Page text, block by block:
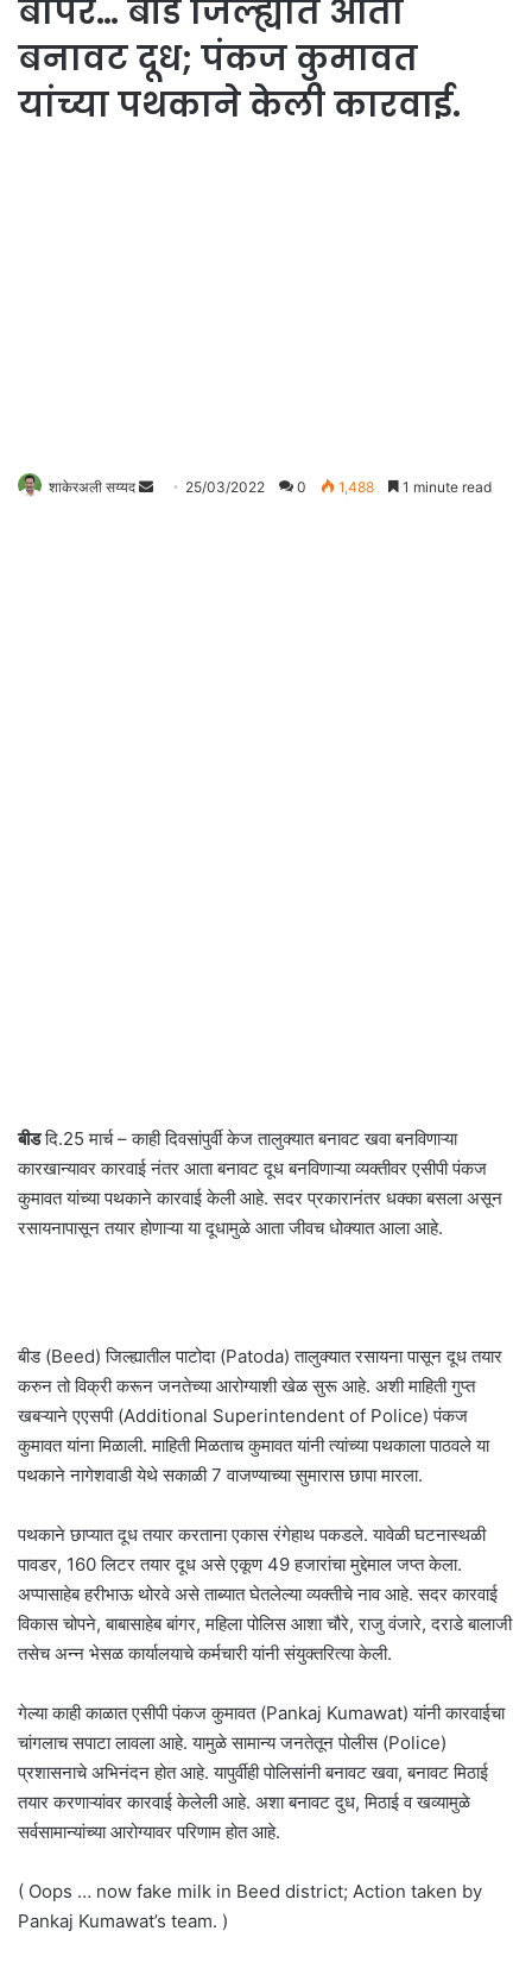
बापरे… बीड जिल्ह्यात आता
बनावट दूध; पंकज कुमावत
यांच्या पथकाने केली कारवाई.
शाकेरअली सय्यद 25/03/2022 0 1,488 1 minute read
बीडदि.25 मार्च – काही दिवसांपुर्वी केज तालुक्यात बनावट खवा बनविणाऱ्या
कारखान्यावर कारवाई नंतर आता बनावट दूध बनविणाऱ्या व्यक्तीवर एसीपी पंकज
कुमावत यांच्या पथकाने कारवाई केली आहे. सदर प्रकारानंतर धक्का बसला असून
रसायनापासून तयार होणाऱ्या या दूधामुळे आता जीवच धोक्यात आला आहे.
बीड (Beed) जिल्ह्यातील पाटोदा (Patoda) तालुक्यात रसायना पासून दूध तयार
करुन तो विक्री करून जनतेच्या आरोग्याशी खेळ सुरू आहे. अशी माहिती गुप्त
खबऱ्याने एएसपी (Additional Superintendent of Police) पंकज
कुमावत यांना मिळाली. माहिती मिळताच कुमावत यांनी त्यांच्या पथकाला पाठवले या
पथकाने नागेशवाडी येथे सकाळी 7 वाजण्याच्या सुमारास छापा मारला.
पथकाने छाप्यात दूध तयार करताना एकास रंगेहाथ पकडले. यावेळी घटनास्थळी
पावडर, 160 लिटर तयार दूध असे एकूण 49 हजारांचा मुद्देमाल जप्त केला.
अप्पासाहेब हरीभाऊ थोरवे असे ताब्यात घेतलेल्या व्यक्तीचे नाव आहे. सदर कारवाई
विकास चोपने, बाबासाहेब बांगर, महिला पोलिस आशा चौरे, राजु वंजारे, दराडे बालाजी
तसेच अन्न भेसळ कार्यालयाचे कर्मचारी यांनी संयुक्तरित्या केली.
गेल्या काही काळात एसीपी पंकज कुमावत (Pankaj Kumawat) यांनी कारवाईचा
चांगलाच सपाटा लावला आहे. यामुळे सामान्य जनतेतून पोलीस (Police)
प्रशासनाचे अभिनंदन होत आहे. यापुर्वीही पोलिसांनी बनावट खवा, बनावट मिठाई
तयार करणाऱ्यांवर कारवाई केलेली आहे. अशा बनावट दुध, मिठाई व खव्यामुळे
सर्वसामान्यांच्या आरोग्यावर परिणाम होत आहे.
( Oops … now fake milk in Beed district; Action taken by
Pankaj Kumawat’s team. )